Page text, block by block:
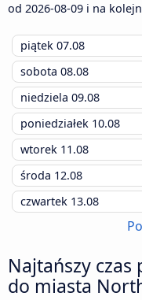
od 2026-08-09 i na
piątek 07.08
sobota 08.08
niedziela 09.08
poniedziałek 10.08
wtorek 11.08
środa 12.08
czwartek 13.08
Najtańszy
do miasta